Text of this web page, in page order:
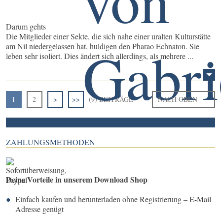
Darum gehts
Die Mitglieder einer Sekte, die sich nahe einer uralten Kulturstätte
am Nil niedergelassen hat, huldigen den Pharao Echnaton. Sie
leben sehr isoliert. Dies ändert sich allerdings, als mehrere ...
1 2 > >> (9) BEITRÄGE NACH OBEN
ZAHLUNGSMETHODEN
Deine Vorteile in unserem Download Shop
Einfach kaufen und herunterladen ohne Registrierung – E-Mail
Adresse genügt